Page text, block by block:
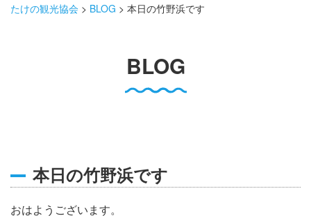
お電話受付時間 9:00〜17:00
たけの観光協会 > BLOG > 本日の竹野浜です
BLOG
本日の竹野浜です
おはようございます。